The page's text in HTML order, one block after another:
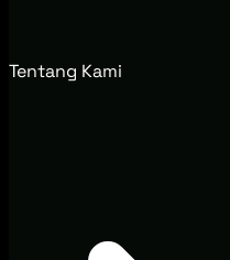
Tentang Kami